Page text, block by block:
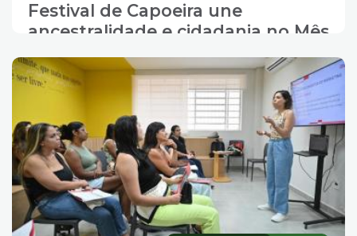
Festival de Capoeira une
ancestralidade e cidadania no Mês
da Mulher Negra